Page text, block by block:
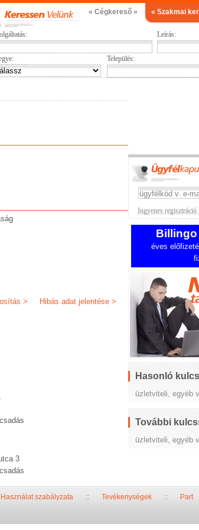
« Cégkereső » « Szakmai
Leírás:
Település:
Hibás adat jelentése >
>
3
Ingyenes regisztráció
Billingo
éves
Hasonló
üzletviteli, egyéb
További
üzletviteli, egyéb
Használat szabályzata::Tevékenységek::Part